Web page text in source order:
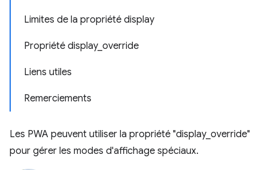
Limites de la propriété display
Propriété display_override
Liens utiles
Remerciements
Les PWA peuvent utiliser la propriété "display_override"
pour gérer les modes d'affichage spéciaux.